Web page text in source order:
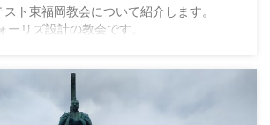
ト東福岡教会について紹介します。
リズ設計の教会です。